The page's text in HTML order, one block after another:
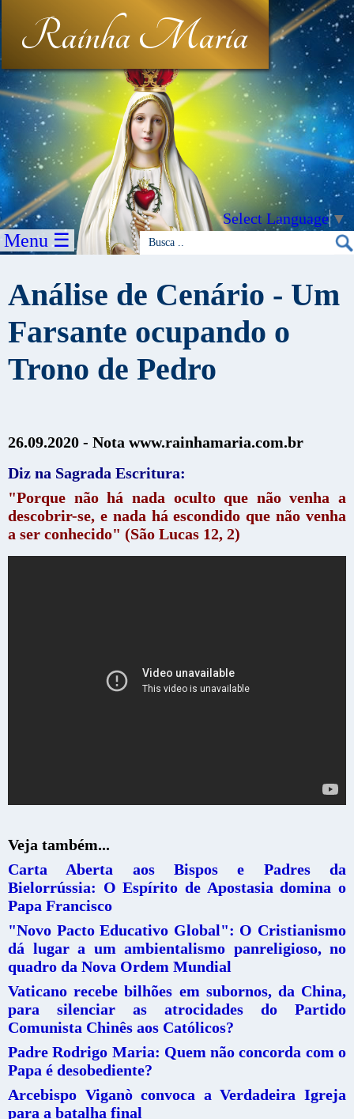
Rainha Maria
Select Language▼
Menu ☰
Análise de Cenário - Um
Farsante ocupando o
Trono de Pedro
26.09.2020 - Nota www.rainhamaria.com.br
Diz na Sagrada Escritura:
"Porque não há nada oculto que não venha a
descobrir-se, e nada há escondido que não venha
a ser conhecido" (São Lucas 12, 2)
Veja também...
Carta Aberta aos Bispos e Padres da
Bielorrússia: O Espírito de Apostasia domina o
Papa Francisco
"Novo Pacto Educativo Global": O Cristianismo
dá lugar a um ambientalismo panreligioso, no
quadro da Nova Ordem Mundial
Vaticano recebe bilhões em subornos, da China,
para silenciar as atrocidades do Partido
Comunista Chinês aos Católicos?
Padre Rodrigo Maria: Quem não concorda com o
Papa é desobediente?
Arcebispo Viganò convoca a Verdadeira Igreja
para a batalha final